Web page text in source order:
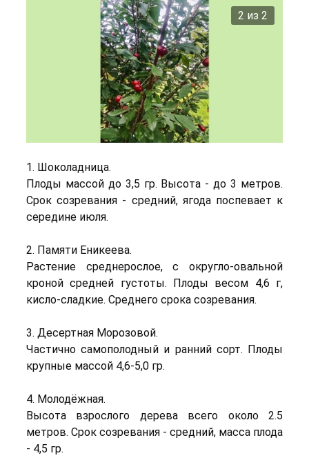
2 из 2
1. Шоколадница.
Плоды массой до 3,5 гр. Высота - до 3 метров.
Срок созревания - средний, ягода поспевает к
середине июля.
2. Памяти Еникеева.
Растение среднерослое, с округло-овальной
кроной средней густоты. Плоды весом 4,6 г,
кисло-сладкие. Среднего срока созревания.
3. Десертная Морозовой.
Частично самополодный и ранний сорт. Плоды
крупные массой 4,6-5,0 гр.
4. Молодёжная.
Высота взрослого дерева всего около 2.5
метров. Срок созревания - средний, масса плода
- 4,5 гр.